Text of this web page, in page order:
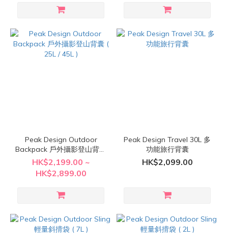
Peak Design Outdoor
Backpack 戶外攝影登山背囊
( 25L / 45L )
HK$2,199.00 ~
HK$2,899.00
Peak Design Travel 30L 多
功能旅行背囊
HK$2,099.00